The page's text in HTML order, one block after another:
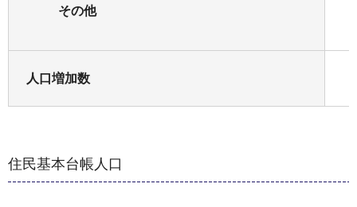
その他
人口増加数
住民基本台帳人口